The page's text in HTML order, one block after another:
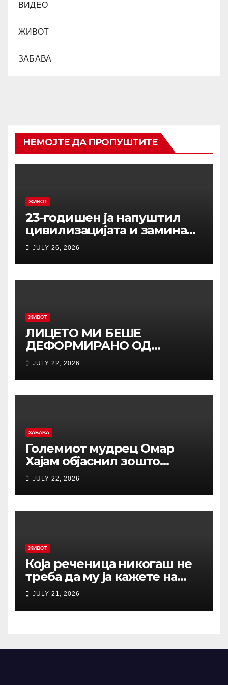
ВИДЕО
ЖИВОТ
ЗАБАВА
НЕМОЈТЕ ДА ПРОПУШТИТЕ
ЖИВОТ
23-годишен ја напуштил
цивилизацијата и заминал
да живее со изолирано
племе во амазонската
прашума: Направил кобна
грешка и опасно им се
JULY 26, 2026
ЖИВОТ
ЛИЦЕТО МИ БЕШЕ
ДЕФОРМИРАНО ОД
ПРИТИСОКОТ, ТРИПАТИ СЕ
ОНЕСВЕСТИВ: Исповедта на
Љубиша кој за малку ќе
испаднел од авион!
JULY 22, 2026
ЗАБАВА
Големиот мудрец Омар
Хајам објаснил зошто
никогаш не треба да се
жалиме на животот: И по
1.000 години ова сè уште е
еден од најдобрите совети
JULY 22, 2026
ЖИВОТ
Која реченица никогаш не
треба да му ја кажете на
вашиот остарен родител?
Зборови што отвораат рани
кои никогаш не
JULY 21, 2026